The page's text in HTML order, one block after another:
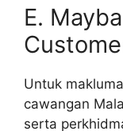
E.
Untuk
cawangan
serta